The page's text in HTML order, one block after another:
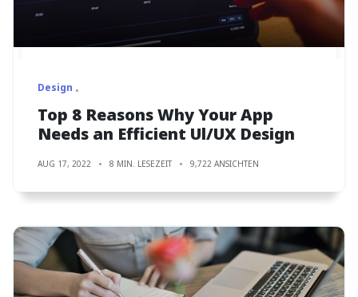
Design
Top 8 Reasons Why Your App
Needs an Efficient Ul/UX Design
AUG 17, 2022 8 MIN. LESEZEIT 9,722 ANSICHTEN